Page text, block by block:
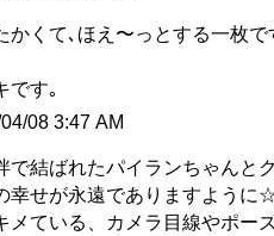
かくて､ほえ〜っとする一枚で
です｡
08 3:47 AM
で結ばれたパイランちゃんと
幸せが永遠でありますように
メている、カメラ目線やポー